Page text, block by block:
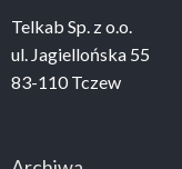
Telkab Sp. z o.o.
ul. Jagiellońska 55
83-110 Tczew